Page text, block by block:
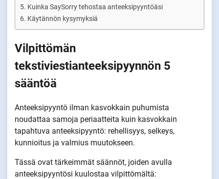
Kuinka SaySorry tehostaa anteeksipyyntöäsi
Käytännön kysymyksiä
Vilpittömän
tekstiviestianteeksipyynnön 5
sääntöä
Anteeksipyyntö ilman kasvokkain puhumista
noudattaa samoja periaatteita kuin kasvokkain
tapahtuva anteeksipyyntö: rehellisyys, selkeys,
kunnioitus ja valmius muutokseen.
Tässä ovat tärkeimmät säännöt, joiden avulla
anteeksipyyntösi kuulostaa vilpittömältä: